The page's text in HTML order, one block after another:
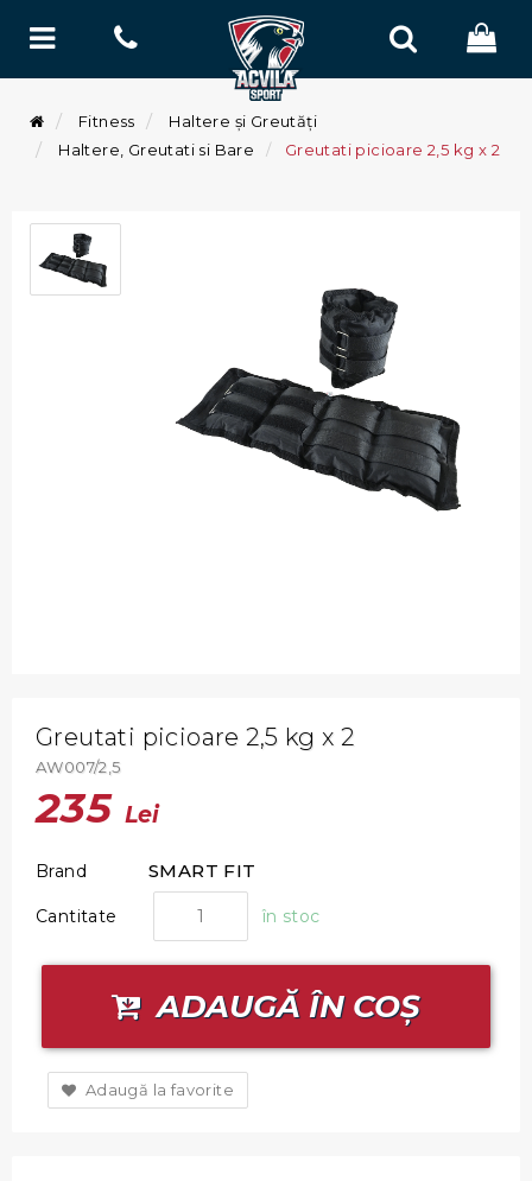
Fitness
Haltere și Greutăți
Haltere, Greutati si Bare
Greutati picioare 2,5 kg x 2
Greutati picioare 2,5 kg x 2
AW007/2,5
235 Lei
Brand SMART FIT
Cantitate în stoc
ADAUGĂ ÎN COȘ
Adaugă la favorite